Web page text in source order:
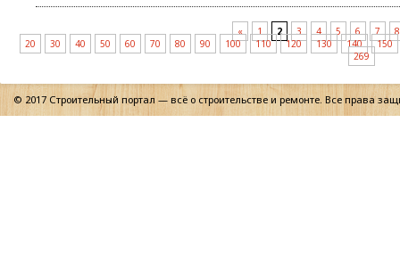
« 1 2 3 4 5 6 7
8
20
30 40 50 60 70 80 90 100 110 120 130 140
150
269
© 2017 Строительный портал — всё о строительстве и ремонте. Все права